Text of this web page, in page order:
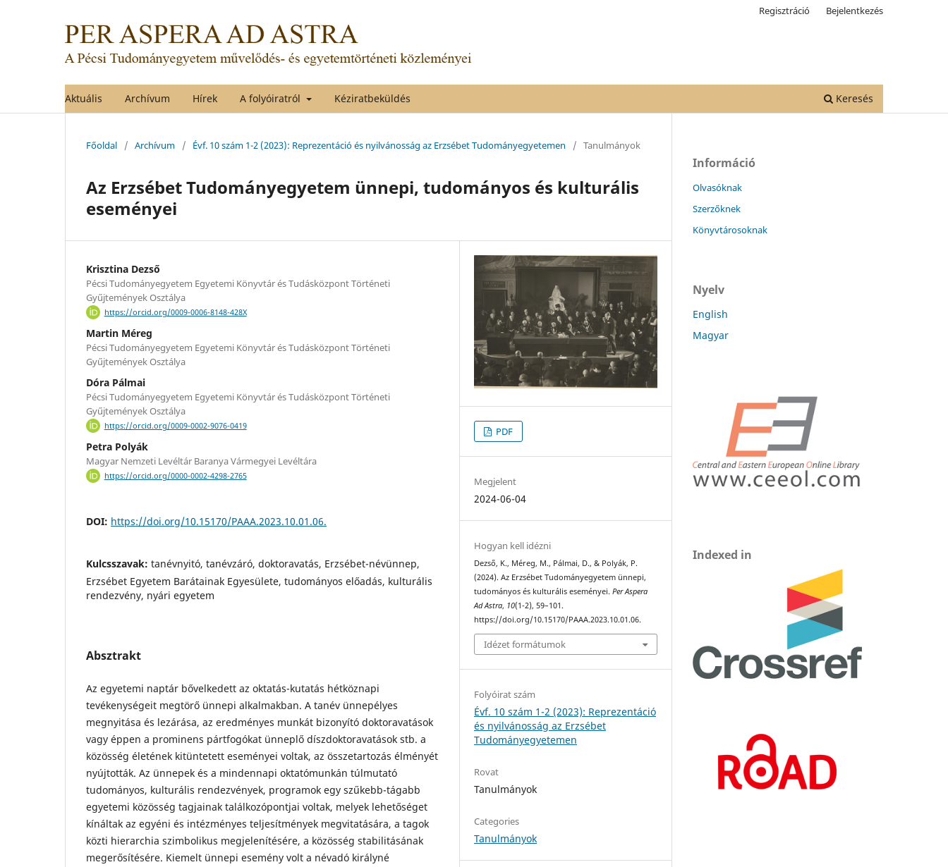
Aktuális Archívum Hírek A folyóiratról Kéziratbeküldés Keresés
Regisztráció Bejelentkezés
Főoldal / Archívum / Évf. 10 szám 1-2 (2023): Reprezentáció és nyilvánosság az Erzsébet Tudományegyetemen / Tanulmányok
Az Erzsébet Tudományegyetem ünnepi, tudományos és kulturális
eseményei
Krisztina Dezső
Pécsi Tudományegyetem Egyetemi Könyvtár és Tudásközpont Történeti
Gyűjtemények Osztálya
https://orcid.org/0009-0006-8148-428X
Martin Méreg
Pécsi Tudományegyetem Egyetemi Könyvtár és Tudásközpont Történeti
Gyűjtemények Osztálya
Dóra Pálmai
Pécsi Tudományegyetem Egyetemi Könyvtár és Tudásközpont Történeti
Gyűjtemények Osztálya
https://orcid.org/0009-0002-9076-0419
Petra Polyák
Magyar Nemzeti Levéltár Baranya Vármegyei Levéltára
https://orcid.org/0000-0002-4298-2765
DOI: https://doi.org/10.15170/PAAA.2023.10.01.06.
Kulcsszavak: tanévnyitó, tanévzáró, doktoravatás, Erzsébet-névünnep,
Erzsébet Egyetem Barátainak Egyesülete, tudományos előadás, kulturális
rendezvény, nyári egyetem
Absztrakt
Az egyetemi naptár bővelkedett az oktatás-kutatás hétköznapi
tevékenységeit megtörő ünnepi alkalmakban. A tanév ünnepélyes
megnyitása és lezárása, az eredményes munkát bizonyító doktoravatások
vagy éppen a prominens pártfogókat ünneplő díszdoktoravatások stb. a
közösség életének kitüntetett eseményei voltak, az összetartozás élményét
nyújtották. Az ünnepek és a mindennapi oktatómunkán túlmutató
tudományos, kulturális rendezvények, programok egy szűkebb-tágabb
egyetemi közösség tagjainak találkozópontjai voltak, melyek lehetőséget
kínáltak az egyéni és intézményes teljesítmények megvitatására, a tagok
közti hierarchia szimbolikus megjelenítésére, a közösség stabilitásának
megerősítésére. Kiemelt ünnepi esemény volt a névadó királyné
PDF
Megjelent
2024-06-04
Hogyan kell idézni
Dezső, K., Méreg, M., Pálmai, D., & Polyák, P.
(2024). Az Erzsébet Tudományegyetem ünnepi,
tudományos és kulturális eseményei.Per Aspera
Ad Astra, 10(1-2), 59–101.
https://doi.org/10.15170/PAAA.2023.10.01.06.
Idézet formátumok
Folyóirat szám
Évf. 10 szám 1-2 (2023): Reprezentáció
és nyilvánosság az Erzsébet
Tudományegyetemen
Rovat
Tanulmányok
Categories
Tanulmányok
Információ
Olvasóknak
Szerzőknek
Könyvtárosoknak
Nyelv
English
Magyar
Indexed in